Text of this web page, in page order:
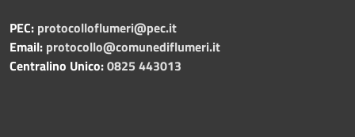
PEC: protocolloflumeri@pec.it
Email: protocollo@comunediflumeri.it
Centralino Unico:0825 443013